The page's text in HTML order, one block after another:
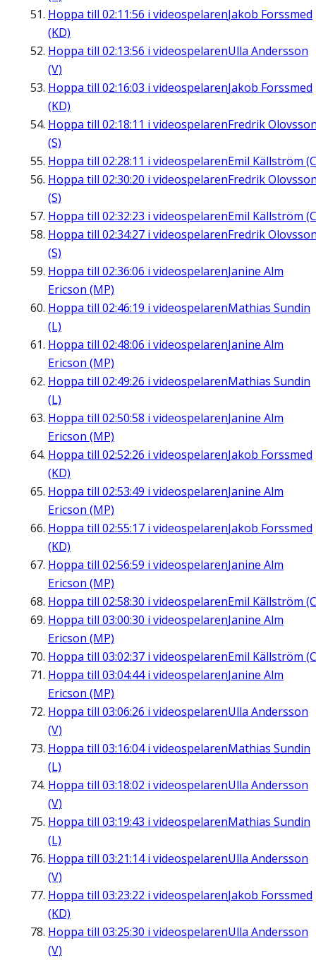
Hoppa till 02:11:56 i videospelarenJakob Forssmed
(KD)
Hoppa till 02:13:56 i videospelarenUlla Andersson
(V)
Hoppa till 02:16:03 i videospelarenJakob Forssmed
(KD)
Hoppa till 02:18:11 i videospelarenFredrik
(S)
Hoppa till 02:28:11 i videospelarenEmil Källström
Hoppa till 02:30:20 i videospelarenFredrik
(S)
Hoppa till 02:32:23 i videospelarenEmil Källström
Hoppa till 02:34:27 i videospelarenFredrik
(S)
Hoppa till 02:36:06 i videospelarenJanine Alm
Ericson (MP)
Hoppa till 02:46:19 i videospelarenMathias Sundin
(L)
Hoppa till 02:48:06 i videospelarenJanine Alm
Ericson (MP)
Hoppa till 02:49:26 i videospelarenMathias Sundin
(L)
Hoppa till 02:50:58 i videospelarenJanine Alm
Ericson (MP)
Hoppa till 02:52:26 i videospelarenJakob Forssmed
(KD)
Hoppa till 02:53:49 i videospelarenJanine Alm
Ericson (MP)
Hoppa till 02:55:17 i videospelarenJakob Forssmed
(KD)
Hoppa till 02:56:59 i videospelarenJanine Alm
Ericson (MP)
Hoppa till 02:58:30 i videospelarenEmil Källström
Hoppa till 03:00:30 i videospelarenJanine Alm
Ericson (MP)
Hoppa till 03:02:37 i videospelarenEmil Källström
Hoppa till 03:04:44i videospelarenJanine Alm
Ericson (MP)
Hoppa till 03:06:26 i videospelarenUlla Andersson
(V)
Hoppa till 03:16:04i videospelarenMathias Sundin
(L)
Hoppa till 03:18:02 i videospelarenUlla Andersson
(V)
Hoppa till 03:19:43 i videospelarenMathias Sundin
(L)
Hoppa till 03:21:14i videospelarenUlla Andersson
(V)
Hoppa till 03:23:22 i videospelarenJakob Forssmed
(KD)
Hoppa till 03:25:30 i videospelarenUlla Andersson
(V)